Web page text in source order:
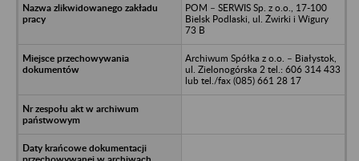
POM – SERWIS Sp. z o.o., 17-100
Bielsk Podlaski, ul. Żwirki i Wigury
73 B
Archiwum Spółka z o.o. – Białystok,
ul. Zielonogórska 2 tel.: 606 314 433
lub tel./fax (085) 661 28 17